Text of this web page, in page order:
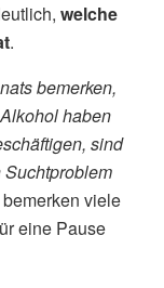
welche
.
bemerken,
haben
sind
viele
eine Pause